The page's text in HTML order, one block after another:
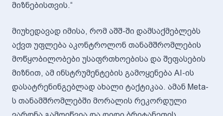
მიზნებისთვის.“
მიუხედავად იმისა, რომ აშშ-ში დამსაქმებლებს
აქვთ უფლება აკონტროლონ თანამშრომლების
მოწყობილობები უსაფრთხოებისა და შეფასების
მიზნით, ამ ინსტრუმენტების გამოყენება AI-ის
დასატრენინგებლად ახალი ტაქტიკაა. ამან Meta-
ს თანამშრომლებში მორალის რეკორდული